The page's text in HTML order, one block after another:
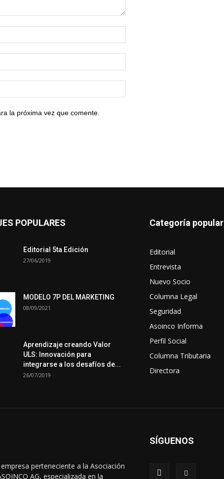
la próxima vez que comente.
POPULARES
Editorial 5ta Edición
27/06/2019
MODELO 7P DEL MARKETING
08/09/2021
Aprendizaje creando Valor
ULS: Innovación para
integrarse a los desafíos de...
26/07/2019
Categoría popular
Editorial
Entrevista
Nuevo Socio
Columna Legal
Seguridad
Asoinco Informa
Perfil Social
Columna Tributaria
Directora
perteneciente a la Asociación
AG, especializada en la
SÍGUENOS